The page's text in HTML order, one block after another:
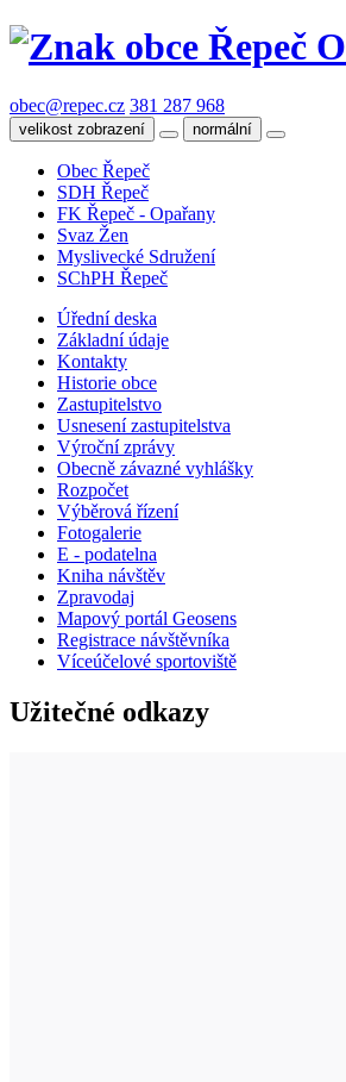
obec@repec.cz 381 287 968
velikost zobrazení normální
Obec Řepeč
SDH Řepeč
FK Řepeč - Opařany
Svaz Žen
Myslivecké Sdružení
SChPH Řepeč
Úřední deska
Základní údaje
Kontakty
Historie obce
Zastupitelstvo
Usnesení zastupitelstva
Výroční zprávy
Obecně závazné vyhlášky
Rozpočet
Výběrová řízení
Fotogalerie
E - podatelna
Kniha návštěv
Zpravodaj
Mapový portál Geosens
Registrace návštěvníka
Víceúčelové sportoviště
Užitečné odkazy